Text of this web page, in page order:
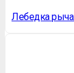
Лебедка